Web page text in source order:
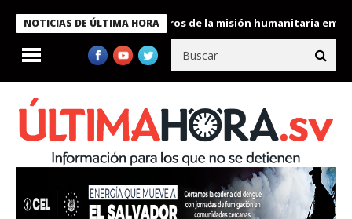
NOTICIAS DE ÚLTIMA HORA
condecora a miembros de la misión humanitaria enviada a